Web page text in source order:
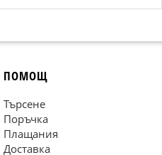
ПОМОЩ
Търсене
Поръчка
Плащания
Доставка